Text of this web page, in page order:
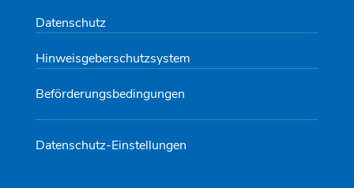
Datenschutz
Hinweisgeberschutzsystem
Beförderungsbedingungen
Datenschutz-Einstellungen